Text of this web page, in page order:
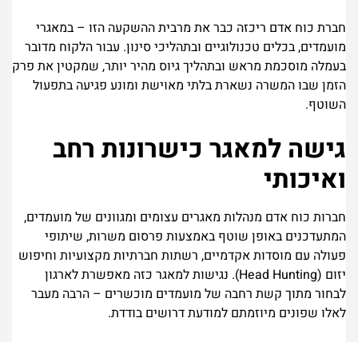
חברת כוח אדם ריכזה כבר את מרבית ההשקעה הזו – במאגרי
מועמדים, בכלים טכנולוגיים ובתהליכי סינון. עבור הלקוח מדובר
בעמלה מוסכמת מראש ובתהליך גיוס מהיר יותר, שמקטין את פרק
הזמן שבו המשרה נשארת בלתי מאוישת ומונע פגיעה בתפעול
השוטף.
גישה למאגר כישרונות רחב
ואיכותי
חברות כוח אדם מנהלות מאגרים עצומים ומגוונים של מועמדים,
המתעדכנים באופן שוטף באמצעות פרסום משרות, שיתופי
פעולה עם מוסדות אקדמיים, רשתות חברתיות מקצועיות וחיפוש
יזום (Head Hunting). נגישות למאגר כזה מאפשרת לארגון
לבחור מתוך קשת רחבה של מועמדים מוכשרים – הרבה מעבר
לאלו שפונים מיוזמתם למודעת דרושים בודדת.